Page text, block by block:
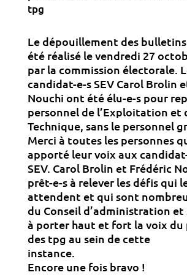
tpg
Le dépouillement des
été réalisé le vendredi 27
par la commission électorale.
candidat-e-s SEV Carol Brolin
Nouchi ont été élu-e-s pour
personnel de l’Exploitation et
Technique, sans le personnel
Merci à toutes les personnes
apporté leur voix aux
SEV. Carol Brolin et Frédéric
prêt-e-s à relever les défis qui
attendent et qui sont
du Conseil d’administration et
à porter haut et fort la voix du
des tpg au sein de cette
instance.
Encore une fois bravo !